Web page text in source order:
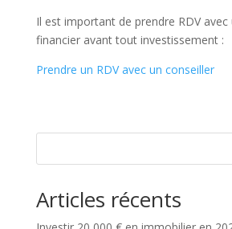
Il est important de prendre RDV avec
financier avant tout investissement :
Prendre un RDV avec un conseiller
Articles récents